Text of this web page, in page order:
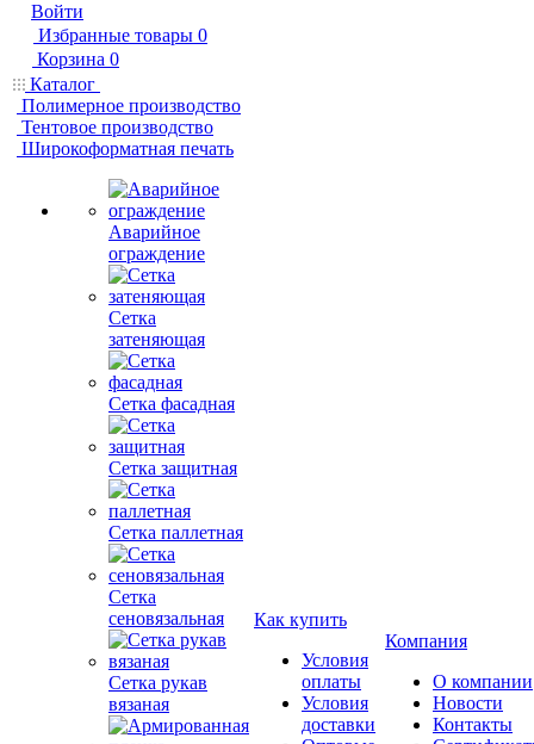
Войти
Избранные товары 0
Корзина 0
Каталог
Полимерное производство
Тентовое производство
Широкоформатная печать
Аварийное
ограждение
Сетка
затеняющая
Сетка фасадная
Сетка защитная
Сетка паллетная
Сетка
сеновязальная
Сетка рукав
вязаная
Как купить
Условия
оплаты
Условия
доставки
Компания
О компании
Новости
Контакты